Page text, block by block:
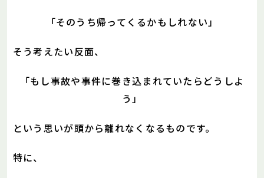
「そのうち帰ってくるかもしれない」
そう考えたい反面、
「もし事故や事件に巻き込まれていたらどうしよ
う」
という思いが頭から離れなくなるものです。
特に、